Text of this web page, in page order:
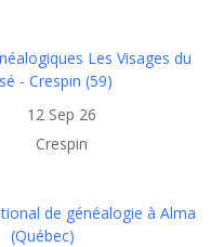
Les Visages du
- Crespin (59)
12 Sep 26
Crespin
de généalogie à Alma
(Québec)